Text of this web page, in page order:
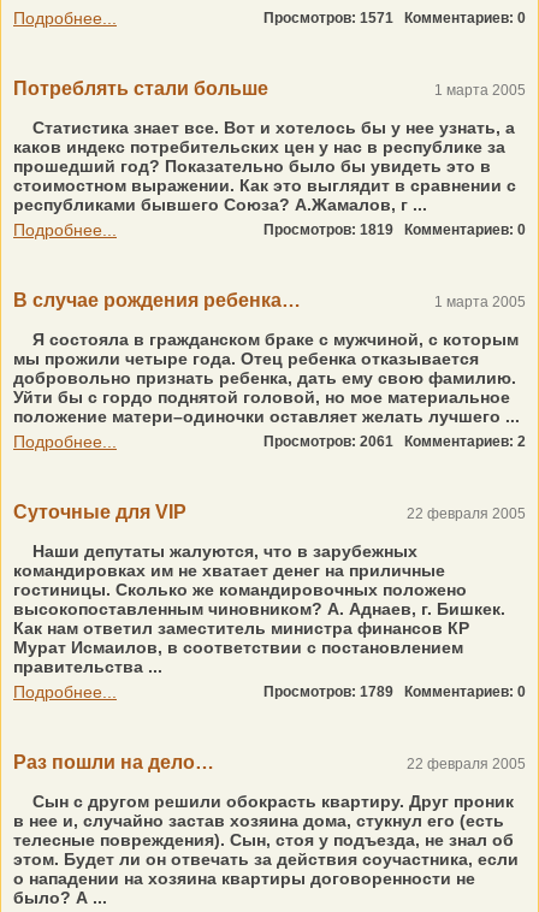
Подробнее...
Просмотров: 1571 Комментариев: 0
Потреблять стали больше 1 марта 2005
Статистика знает все. Вот и хотелось бы у нее узнать, а
каков индекс потребительских цен у нас в республике за
прошедший год? Показательно было бы увидеть это в
стоимостном выражении. Как это выглядит в сравнении с
республиками бывшего Союза? А.Жамалов, г ...
Подробнее...
Просмотров: 1819 Комментариев: 0
В случае рождения ребенка… 1 марта 2005
Я состояла в гражданском браке с мужчиной, с которым
мы прожили четыре года. Отец ребенка отказывается
добровольно признать ребенка, дать ему свою фамилию.
Уйти бы с гордо поднятой головой, но мое материальное
положение матери–одиночки оставляет желать лучшего ...
Подробнее...
Просмотров: 2061 Комментариев: 2
Суточные для VIP 22 февраля 2005
Наши депутаты жалуются, что в зарубежных
командировках им не хватает денег на приличные
гостиницы. Сколько же командировочных положено
высокопоставленным чиновником? А. Аднаев, г. Бишкек.
Как нам ответил заместитель министра финансов КР
Мурат Исмаилов, в соответствии с постановлением
правительства ...
Подробнее...
Просмотров: 1789 Комментариев: 0
Раз пошли на дело… 22 февраля 2005
Сын с другом решили обокрасть квартиру. Друг проник
в нее и, случайно застав хозяина дома, стукнул его (есть
телесные повреждения). Сын, стоя у подъезда, не знал об
этом. Будет ли он отвечать за действия соучастника, если
о нападении на хозяина квартиры договоренности не
было? А ...